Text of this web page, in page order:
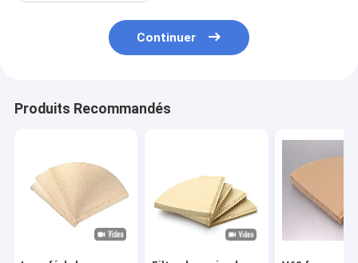
Continuer
Produits Recommandés